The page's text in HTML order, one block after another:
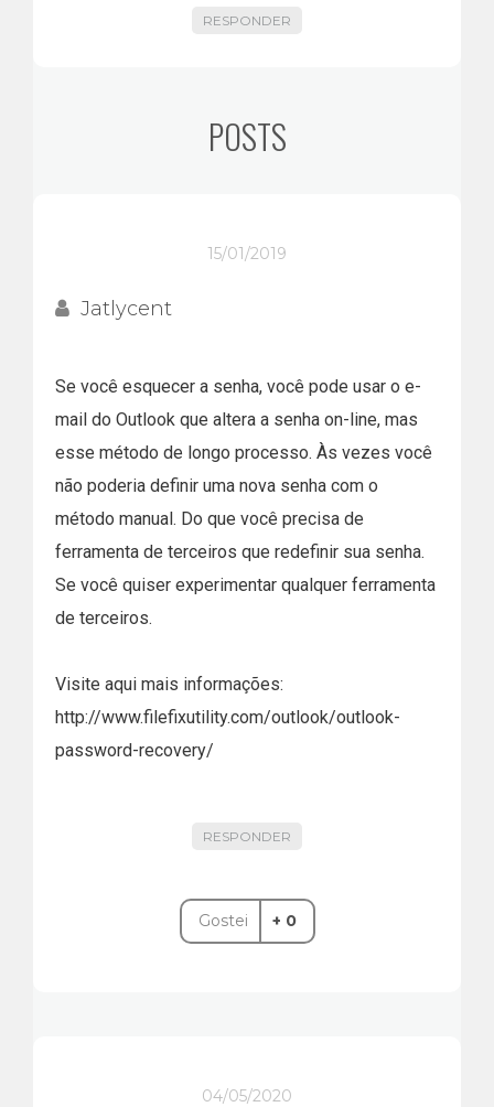
RESPONDER
POSTS
15/01/2019
Jatlycent
Se você esquecer a senha, você pode usar o e-
mail do Outlook que altera a senha on-line, mas
esse método de longo processo. Às vezes você
não poderia definir uma nova senha com o
método manual. Do que você precisa de
ferramenta de terceiros que redefinir sua senha.
Se você quiser experimentar qualquer ferramenta
de terceiros.
Visite aqui mais informações:
http://www.filefixutility.com/outlook/outlook-
password-recovery/
RESPONDER
Gostei + 0
04/05/2020